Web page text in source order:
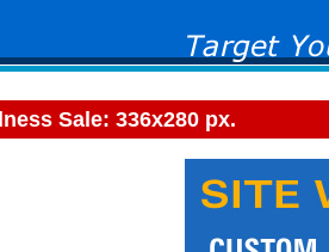
Sale: 336x280 px.